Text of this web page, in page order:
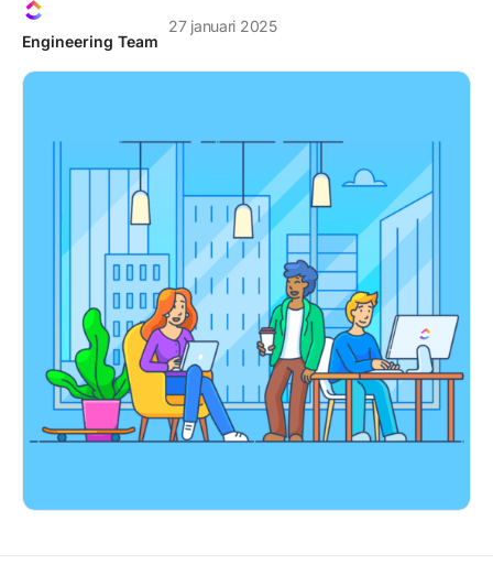
Engineering Team
27 januari 2025